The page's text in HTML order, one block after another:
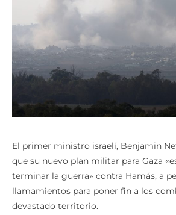
El primer ministro israelí, Benjamin
que su nuevo plan militar para Gaza
terminar la guerra» contra Hamás, a
llamamientos para poner fin a los
devastado territorio.